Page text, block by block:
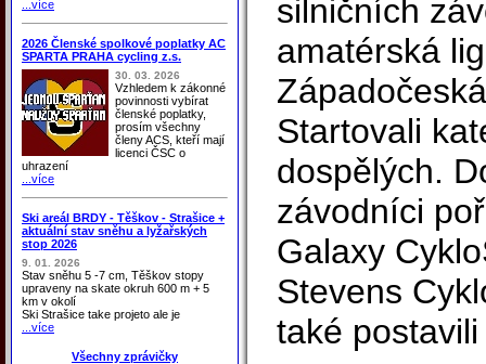
...více
2026 Členské spolkové poplatky AC
SPARTA PRAHA cycling z.s.
30. 03. 2026
Vzhledem k zákonné
povinnosti vybírat
členské poplatky,
prosím všechny
členy ACS, kteří mají
licenci ČSC o
uhrazení
...více
Ski areál BRDY - Těškov - Strašice +
aktuální stav sněhu a lyžařských
stop 2026
9. 01. 2026
Stav sněhu 5 -7 cm, Těškov stopy
upraveny na skate okruh 600 m + 5
km v okolí
Ski Strašice take projeto ale je
...více
Všechny zprávičky
silničních
amatérská
Startovali
dospělých.
závodníci
Galaxy
Stevens
také